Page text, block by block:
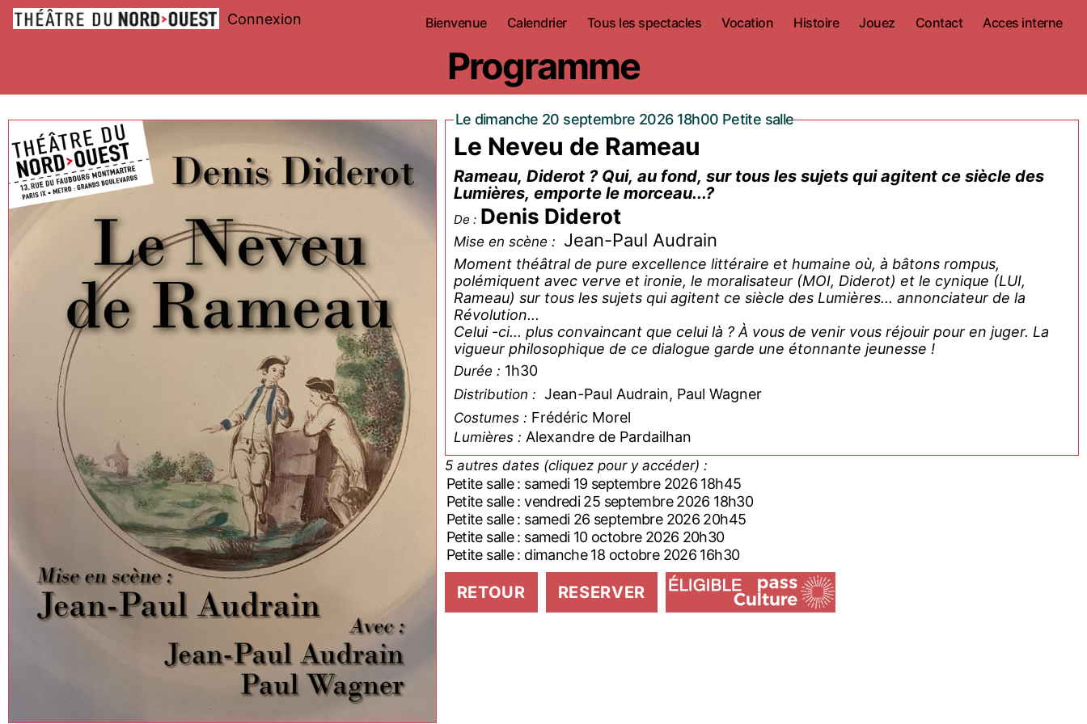
Connexion Bienvenue Calendrier Tous les spectacles Vocation Histoire Jouez Contact Acces interne
Programme
Le dimanche 20 septembre 2026 18h00 Petite salle
Le Neveu de Rameau
Rameau, Diderot ? Qui, au fond, sur tous les sujets qui agitent ce siècle des
Lumières, emporte le morceau...?
De : Denis Diderot
Mise en scène : Jean-Paul Audrain
Moment théâtral de pure excellence littéraire et humaine où, à bâtons rompus,
polémiquent avec verve et ironie, le moralisateur (MOI, Diderot) et le cynique (LUI,
Rameau) sur tous les sujets qui agitent ce siècle des Lumières... annonciateur de la
Révolution...
Celui -ci... plus convaincant que celui là ? À vous de venir vous réjouir pour en juger. La
vigueur philosophique de ce dialogue garde une étonnante jeunesse !
Durée : 1h30
Distribution : Jean-Paul Audrain, Paul Wagner
Costumes : Frédéric Morel
Lumières : Alexandre de Pardailhan
5 autres dates (cliquez pour y accéder) :
Petite salle : samedi 19 septembre 2026 18h45
Petite salle : vendredi 25 septembre 2026 18h30
Petite salle : samedi 26 septembre 2026 20h45
Petite salle : samedi 10 octobre 2026 20h30
Petite salle : dimanche 18 octobre 2026 16h30